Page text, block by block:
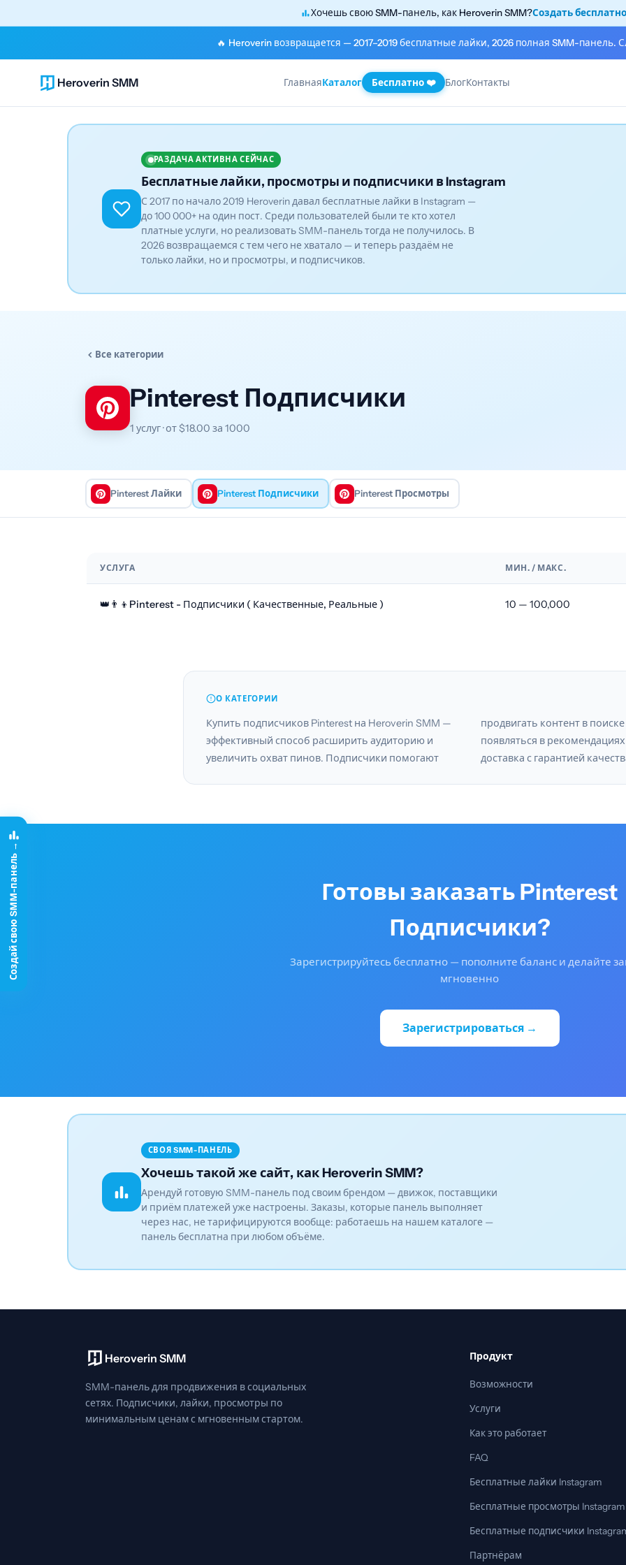
Хочешь свою SMM-панель, как Heroverin SMM?Создать
🔥 Heroverin возвращается — 2017–2019 бесплатные лайки, 2026 полная SMM-панель.
Heroverin SMM ГлавнаяКаталог Бесплатно ❤️ БлогКонтакты
РАЗДАЧА АКТИВНА СЕЙЧАС
Бесплатные лайки, просмотры и подписчики в Instagram
С 2017 по начало 2019 Heroverin давал бесплатные лайки в Instagram —
до 100 000+ на один пост. Среди пользователей были те кто хотел
платные услуги, но реализовать SMM-панель тогда не получилось. В
2026 возвращаемся с тем чего не хватало — и теперь раздаём не
только лайки, но и просмотры, и подписчиков.
Все категории
Pinterest Подписчики
1 услуг · от $18.00 за 1000
Pinterest Лайки Pinterest Подписчики Pinterest Просмотры
УСЛУГА МИН. / МАКС.
👑👨‍👦Pinterest - Подписчики ( Качественные, Реальные ) 10 — 100,000
О КАТЕГОРИИ
Купить подписчиков Pinterest на Heroverin SMM —
эффективный способ расширить аудиторию и
увеличить охват пинов. Подписчики помогают
продвигать контент в поиске Pinterest и
появляться в рекомендациях. Безопасная
доставка с гарантией
Готовы заказать Pinterest
Подписчики?
Зарегистрируйтесь бесплатно — пополните баланс и делайте
мгновенно
Зарегистрироваться →
СВОЯ SMM-ПАНЕЛЬ
Хочешь такой же сайт, как Heroverin SMM?
Арендуй готовую SMM-панель под своим брендом — движок, поставщики
и приём платежей уже настроены. Заказы, которые панель выполняет
через нас, не тарифицируются вообще: работаешь на нашем каталоге —
панель бесплатна при любом объёме.
Heroverin SMM
SMM-панель для продвижения в социальных
сетях. Подписчики, лайки, просмотры по
минимальным ценам с мгновенным стартом.
Продукт
Возможности
Услуги
Как это работает
FAQ
Бесплатные лайки Instagram
Бесплатные просмотры Instagram
Бесплатные подписчики
Партнёрам
Создай свою SMM-панель →